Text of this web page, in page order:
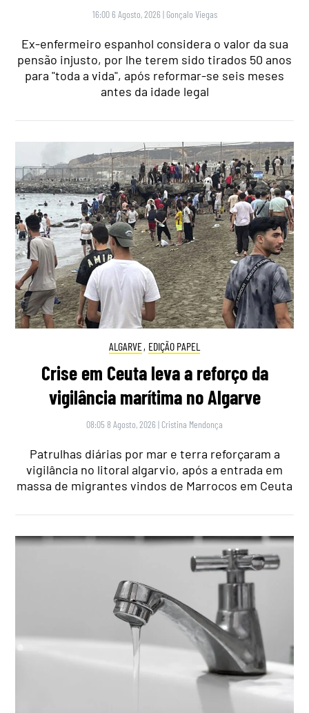
16:00 6 Agosto, 2026 | Gonçalo Viegas
Ex-enfermeiro espanhol considera o valor da sua
pensão injusto, por lhe terem sido tirados 50 anos
para "toda a vida", após reformar-se seis meses
antes da idade legal
ALGARVE, EDIÇÃO PAPEL
Crise em Ceuta leva a reforço da
vigilância marítima no Algarve
08:05 8 Agosto, 2026 | Cristina Mendonça
Patrulhas diárias por mar e terra reforçaram a
vigilância no litoral algarvio, após a entrada em
massa de migrantes vindos de Marrocos em Ceuta